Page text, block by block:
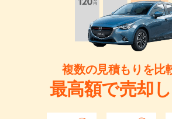
複数の見積もりを比
最高額で売却